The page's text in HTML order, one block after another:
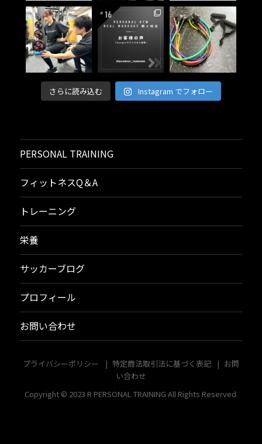
さらに読み込む Instagram でフォロー
PERSONAL TRAINING
フィットネスQ＆A
トレーニング
栄養
サッカーブログ
プロフィール
お問い合わせ
プライバシーポリシー 特定商法取引法に基づく表記
お問
い合わせ
Copyright © 2023 R PERSONAL TRAINING All Rights Reserved.